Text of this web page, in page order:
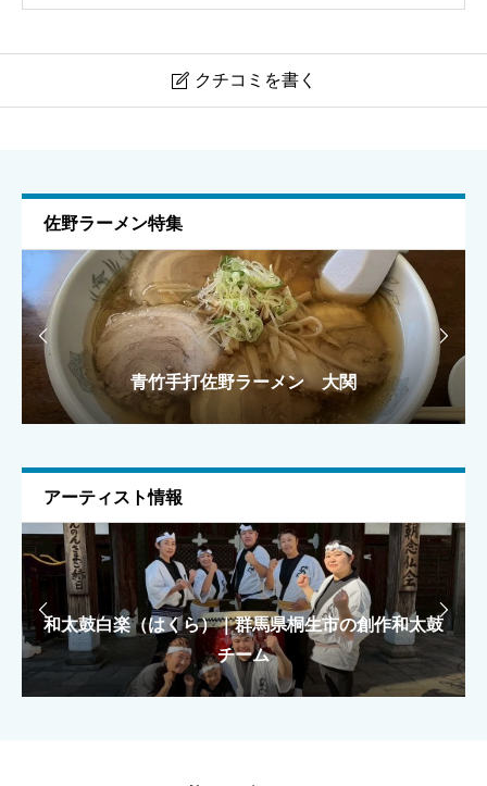
 クチコミを書く
メールアドレス 任意
上に表示された文字を入力してください。
総合評価（★1〜5） 必須
佐野ラーメン特集
ラーメン雅
手打ちラーメン 麺之介
青竹手打佐野ラーメン 大関
ラーメン雅
手打ちラーメン 麺之介
 
アーティスト情報
大泉太鼓｜群馬県大泉町の創作和太鼓集団
もえがみ｜カラフルKAWAIIで駆ける「KILAKILA
魔法学校」ユニット
和太鼓白楽（はくら）｜群馬県桐生市の創作和太鼓
チーム
大泉太鼓｜群馬県大泉町の創作和太鼓集団
もえがみ｜カラフルKAWAIIで駆ける「KILAKILA
魔法学校」ユニット
 